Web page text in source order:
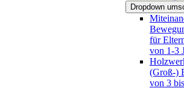
Dropdown
für
von 1-3
(Groß-)
von 3